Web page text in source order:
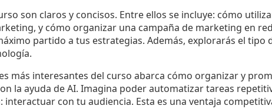
son claros y concisos. Entre ellos se incluye: cómo
y cómo organizar una campaña de marketing en
partido a tus estrategias. Además, explorarás el tipo
más interesantes del curso abarca cómo organizar y
la ayuda de AI. Imagina poder automatizar tareas
con tu audiencia. Esta es una ventaja